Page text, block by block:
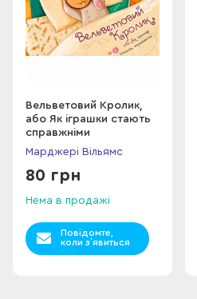
Вельветовий Кролик,
або Як іграшки стають
справжніми
Марджері Вільямс
80 грн
Нема в продажі
Повідомте,
коли з`явиться